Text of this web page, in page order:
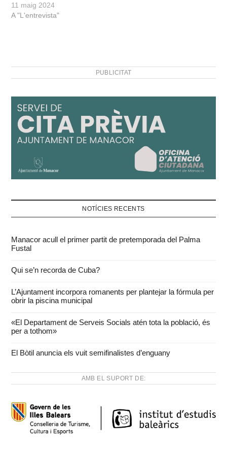
11 maig 2024
A "L'entrevista"
PUBLICITAT
NOTÍCIES RECENTS
Manacor acull el primer partit de pretemporada del Palma
Fustal
Qui se’n recorda de Cuba?
L’Ajuntament incorpora romanents per plantejar la fórmula per
obrir la piscina municipal
«El Departament de Serveis Socials atén tota la població, és
per a tothom»
El Bòtil anuncia els vuit semifinalistes d’enguany
AMB EL SUPORT DE: